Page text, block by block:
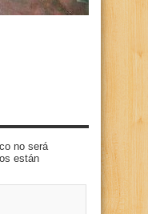
no será
están